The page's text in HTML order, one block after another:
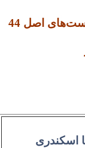
ارائه مدلی برای ارزیابی اجرای سیاست‌های اصل 44
اسکندری